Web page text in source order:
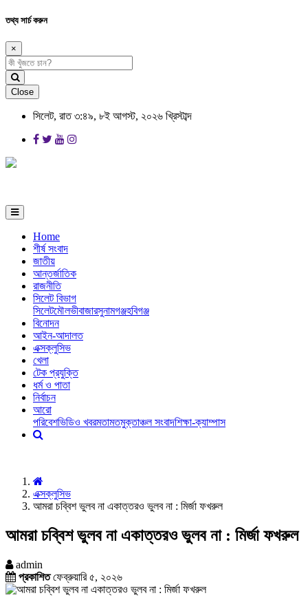
তথ্য সার্চ করুন
×
Close
সিলেট, রাত ৩:৪৯, ৮ই আগস্ট, ২০২৬ খ্রিস্টাব্দ
Home
শীর্ষ সংবাদ
জাতীয়
আন্তর্জাতিক
রাজনীতি
সিলেট বিভাগ
সিলেটমৌলভীবাজারসুনামগঞ্জহবিগঞ্জ
বিনোদন
আইন-আদালত
এক্সক্লুসিভ
খেলা
টেক প্রযুক্তি
ধর্ম ও পাতা
নির্বাচন
আরো
পরিবেশভিডিও খবরমতামতমুক্তাঞ্চল সংবাদশিক্ষা-ক্যাম্পাস
এক্সক্লুসিভ
আমরা চব্বিশ ভুলব না একাত্তরও ভুলব না : মির্জা ফখরুল
আমরা চব্বিশ ভুলব না একাত্তরও ভুলব না : মির্জা ফখরুল
admin
প্রকাশিতফেব্রুয়ারি ৫, ২০২৬